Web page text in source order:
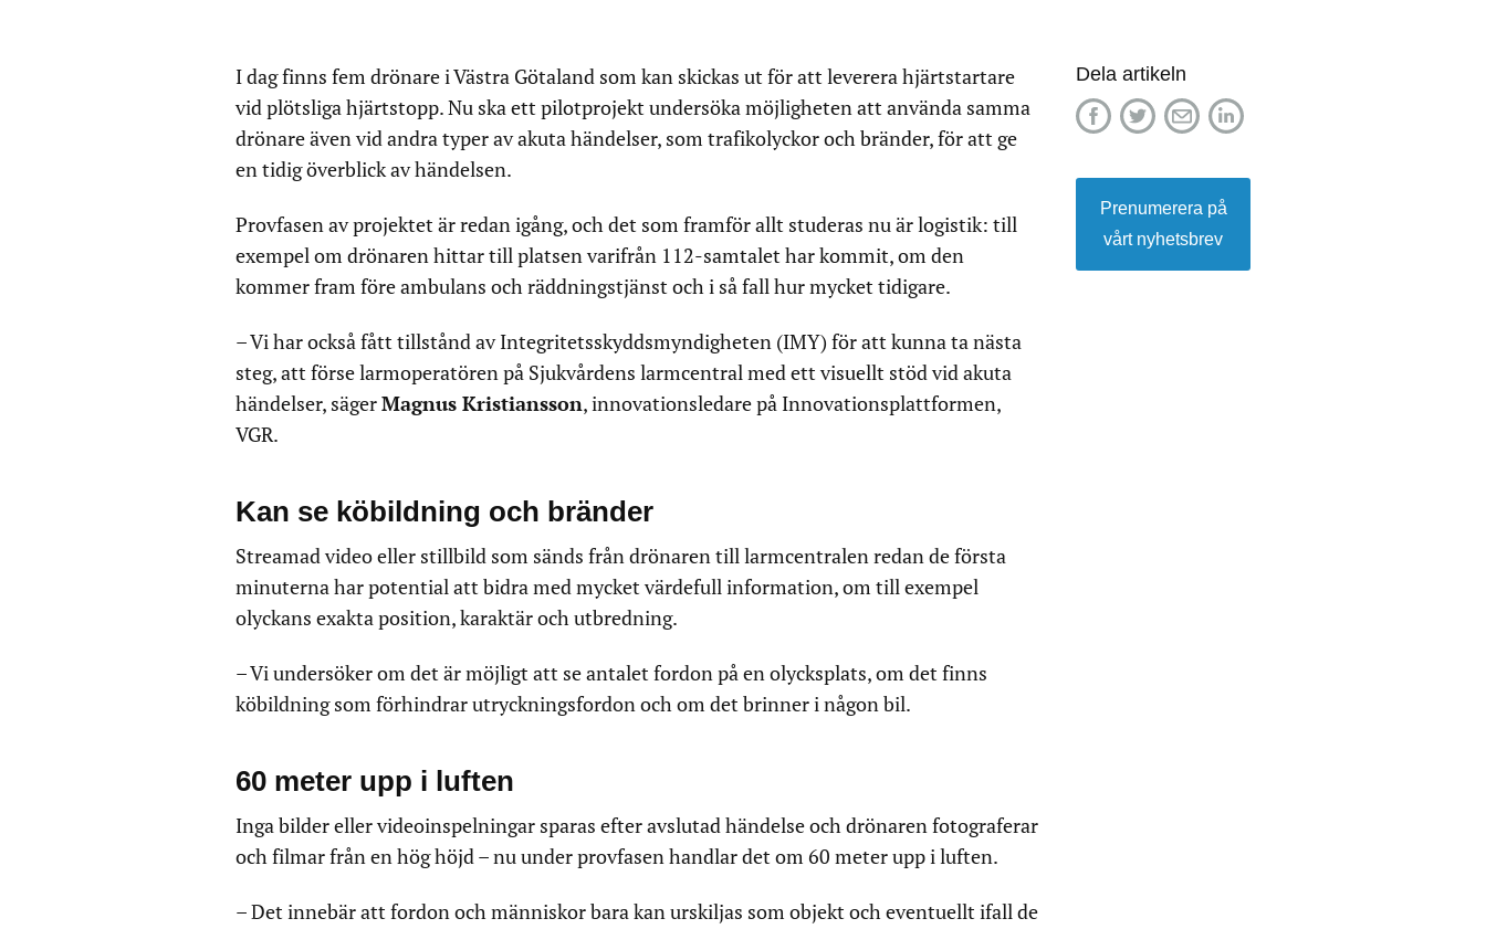
I dag finns fem drönare i Västra Götaland som kan skickas ut för att leverera hjärtstartare
vid plötsliga hjärtstopp. Nu ska ett pilotprojekt undersöka möjligheten att använda samma
drönare även vid andra typer av akuta händelser, som trafikolyckor och bränder, för att ge
en tidig överblick av händelsen.
Provfasen av projektet är redan igång, och det som framför allt studeras nu är logistik: till
exempel om drönaren hittar till platsen varifrån 112-samtalet har kommit, om den
kommer fram före ambulans och räddningstjänst och i så fall hur mycket tidigare.
– Vi har också fått tillstånd av Integritetsskyddsmyndigheten (IMY) för att kunna ta nästa
steg, att förse larmoperatören på Sjukvårdens larmcentral med ett visuellt stöd vid akuta
händelser, sägerMagnus Kristiansson, innovationsledare på Innovationsplattformen,
VGR.
Kan se köbildning och bränder
Streamad video eller stillbild som sänds från drönaren till larmcentralen redan de första
minuterna har potential att bidra med mycket värdefull information, om till exempel
olyckans exakta position, karaktär och utbredning.
– Vi undersöker om det är möjligt att se antalet fordon på en olycksplats, om det finns
köbildning som förhindrar utryckningsfordon och om det brinner i någon bil.
60 meter upp i luften
Inga bilder eller videoinspelningar sparas efter avslutad händelse och drönaren fotograferar
och filmar från en hög höjd – nu under provfasen handlar det om 60 meter upp i luften.
– Det innebär att fordon och människor bara kan urskiljas som objekt och eventuellt ifall de
Dela artikeln
Prenumerera på
vårt nyhetsbrev